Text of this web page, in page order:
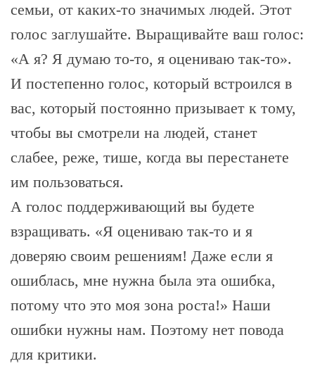
семьи, от каких-то значимых людей. Этот
голос заглушайте. Выращивайте ваш голос:
«А я? Я думаю то-то, я оцениваю так-то».
И постепенно голос, который встроился в
вас, который постоянно призывает к тому,
чтобы вы смотрели на людей, станет
слабее, реже, тише, когда вы перестанете
им пользоваться.
А голос поддерживающий вы будете
взращивать. «Я оцениваю так-то и я
доверяю своим решениям! Даже если я
ошиблась, мне нужна была эта ошибка,
потому что это моя зона роста!» Наши
ошибки нужны нам. Поэтому нет повода
для критики.